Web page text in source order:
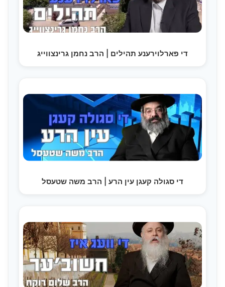
די פארלוירענע תהילים | הרב נחמן גרינצווייג
די סגולה קעגן עין הרע | הרב משה שטעסל